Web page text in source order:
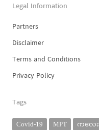
Legal Information
Partners
Disclaimer
Terms and Conditions
Privacy Policy
Tags
Covid-19 MPT ကလေး